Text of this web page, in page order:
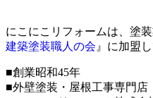
にこにこリフォームは、塗
建築塗装職人の会 』に加盟
■創業昭和45年
■外壁塗装・屋根工事専門店